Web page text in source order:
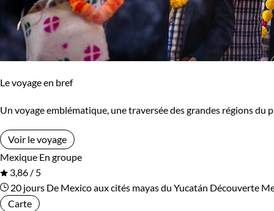
Le voyage en bref
Un voyage emblématique, une traversée des grandes régions
Voir le voyage
Mexique En groupe
3,86 / 5
20 jours De Mexico aux cités mayas du Yucatán Découverte
Carte